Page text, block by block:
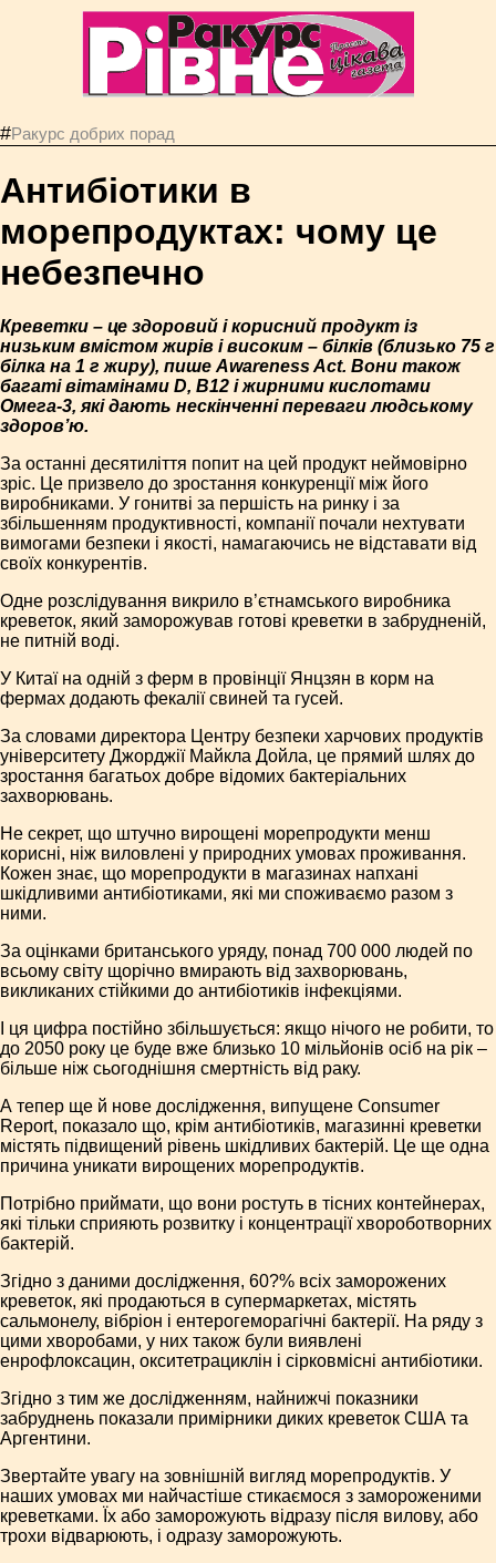
#Ракурс добрих порад
Антибіотики в
морепродуктах: чому це
небезпечно
Креветки – це здоровий і корисний продукт із
низьким вмістом жирів і високим – білків (близько 75 г
білка на 1 г жиру), пише Awareness Act. Вони також
багаті вітамінами D, B12 і жирними кислотами
Омега-3, які дають нескінченні переваги людському
здоров’ю.
За останні десятиліття попит на цей продукт неймовірно
зріс. Це призвело до зростання конкуренції між його
виробниками. У гонитві за першість на ринку і за
збільшенням продуктивності, компанії почали нехтувати
вимогами безпеки і якості, намагаючись не відставати від
своїх конкурентів.
Одне розслідування викрило в’єтнам­ського виробника
креветок, який заморожував готові креветки в забрудненій,
не питній воді.
У Китаї на одній з ферм в провінції Янцзян в корм на
фермах додають фекалії свиней та гусей.
За словами директора Центру безпеки харчових продуктів
університету Джорджії Майкла Дойла, це прямий шлях до
зростання багатьох добре відомих бактеріальних
захворювань.
Не секрет, що штучно вирощені морепродукти менш
корисні, ніж виловлені у природних умовах проживання.
Кожен знає, що морепродукти в магазинах напхані
шкідливими антибіотиками, які ми споживаємо разом з
ними.
За оцінками британського уряду, понад 700 000 людей по
всьому світу щорічно вмирають від захворювань,
викликаних стійкими до антибіотиків інфекціями.
І ця цифра постійно збільшується: якщо нічого не робити, то
до 2050 року це буде вже близько 10 мільйонів осіб на рік –
більше ніж сьогоднішня смертність від раку.
А тепер ще й нове дослідження, випущене Consumer
Report, показало що, крім антибіотиків, магазинні креветки
містять підвищений рівень шкідливих бактерій. Це ще одна
причина уникати вирощених морепродуктів.
Потрібно приймати, що вони ростуть в тісних контейнерах,
які тільки сприяють розвитку і концентрації хвороботворних
бактерій.
Згідно з даними дослідження, 60?% всіх заморожених
креветок, які продаються в супермаркетах, містять
сальмонелу, вібріон і ентерогеморагічні бактерії. На ряду з
цими хворобами, у них також були виявлені
енрофлоксацин, окситетрациклін і сірковмісні антибіотики.
Згідно з тим же дослідженням, найнижчі показники
забруднень показали примірники диких креветок США та
Аргентини.
Звертайте увагу на зовнішній вигляд морепродуктів. У
наших умовах ми найчастіше стикаємося з замороженими
креветками. Їх або заморожують відразу після вилову, або
трохи відварюють, і одразу заморожують.